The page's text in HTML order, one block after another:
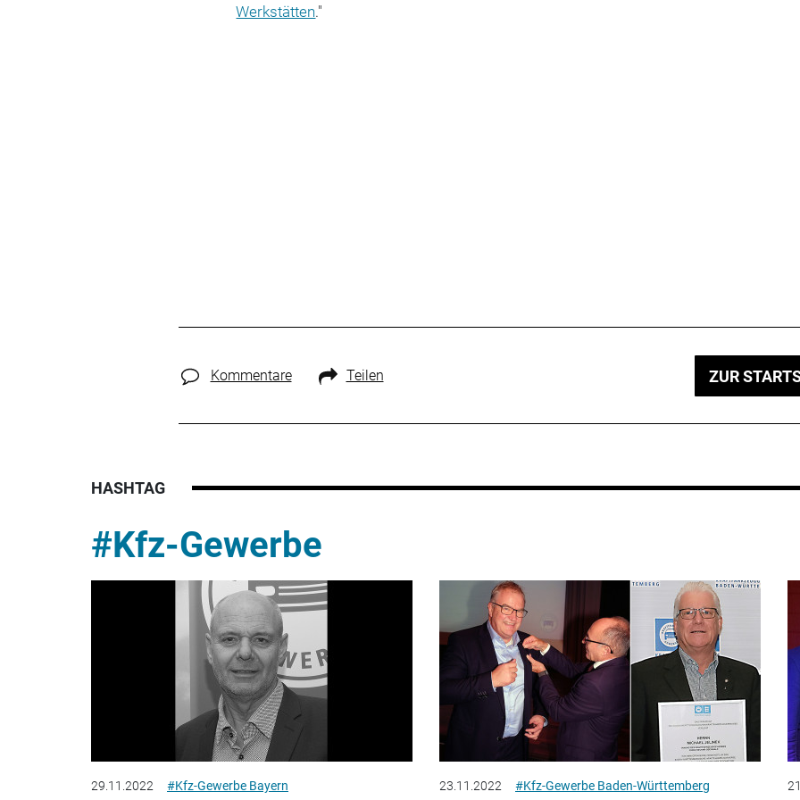
Werkstätten."
Kommentare Teilen ZUR
HASHTAG
#Kfz-Gewerbe
29.11.2022 #Kfz-Gewerbe Bayern 23.11.2022 #Kfz-Gewerbe Baden-Württemberg